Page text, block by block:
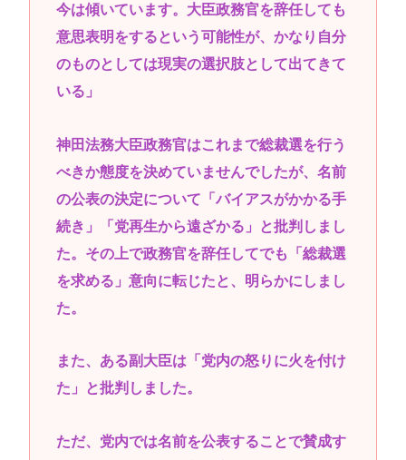
今は傾いています。大臣政務官を辞任しても
意思表明をするという可能性が、かなり自分
のものとしては現実の選択肢として出てきて
いる」
神田法務大臣政務官はこれまで総裁選を行う
べきか態度を決めていませんでしたが、名前
の公表の決定について「バイアスがかかる手
続き」「党再生から遠ざかる」と批判しまし
た。その上で政務官を辞任してでも「総裁選
を求める」意向に転じたと、明らかにしまし
た。
また、ある副大臣は「党内の怒りに火を付け
た」と批判しました。
ただ、党内では名前を公表することで賛成す